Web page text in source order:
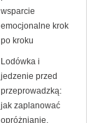
wsparcie
emocjonalne krok
po kroku
Lodówka i
jedzenie przed
przeprowadzką:
jak zaplanować
opróżnianie,